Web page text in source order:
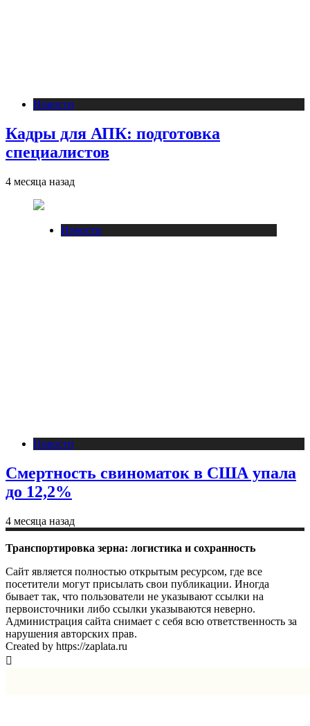
Новости
Кадры для АПК: подготовка
специалистов
4 месяца назад
Новости
Новости
Смертность свиноматок в США упала
до 12,2%
4 месяца назад
Транспортировка зерна: логистика и сохранность
Сайт является полностью открытым ресурсом, где все
посетители могут присылать свои публикации. Иногда
бывает так, что пользователи не указывают ссылки на
первоисточники либо ссылки указываются неверно.
Администрация сайта снимает с себя всю ответственность за
нарушения авторских прав.
Created by https://zaplata.ru